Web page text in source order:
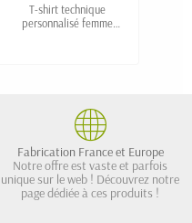
T-shirt technique
personnalisé femme
Fabrication France et Europe
Notre offre est vaste et parfois
unique sur le web ! Découvrez notre
page dédiée à ces produits !